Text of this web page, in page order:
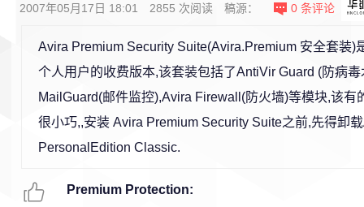
2007年05月17日 18:01 2855 次阅读 稿源： 0 条评论
Avira Premium Security Suite(Avira.Premium 安全套装)
个人用户的收费版本,该套装包括了AntiVir Guard (防病
MailGuard(邮件监控),Avira Firewall(防火墙)等模块,该有
很小巧,,安装 Avira Premium Security Suite之前,先得卸
PersonalEdition Classic.
Premium Protection: